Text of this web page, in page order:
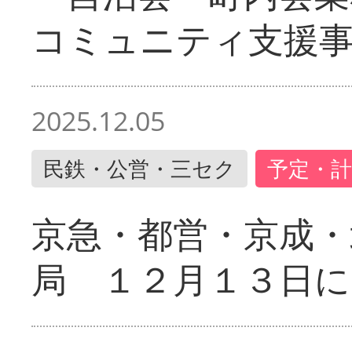
コミュニティ支援
2025.12.05
民鉄・公営・三セク 予定・
京急・都営・京成
局 １２月１３日